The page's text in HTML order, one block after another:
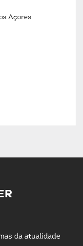
Açores
da atualidade